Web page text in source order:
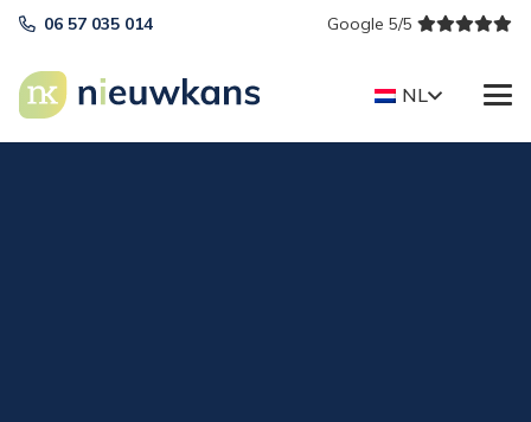
06 57 035 014 Google 5/5
NL